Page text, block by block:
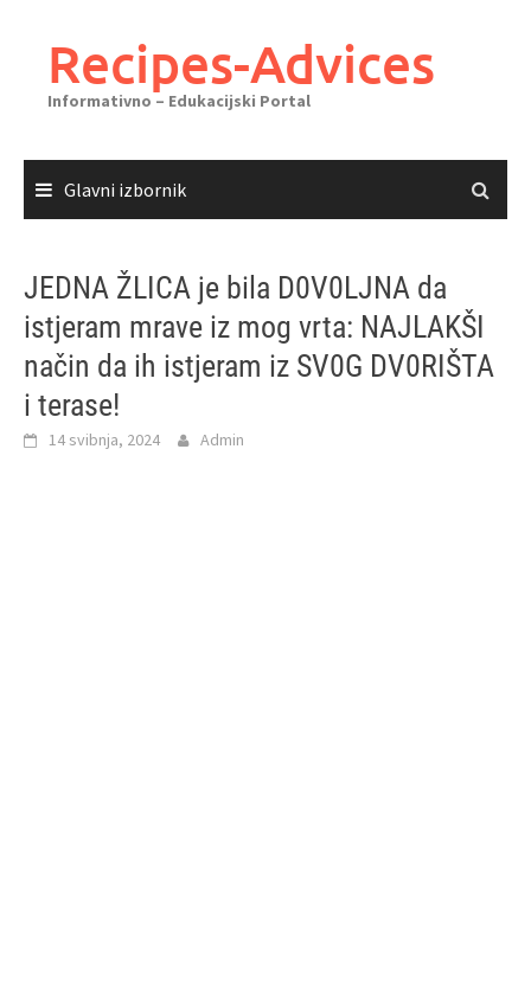
sadržajaRecipes-Advices
Informativno – Edukacijski Portal
Glavni izbornik
JEDNA ŽLICA je bila D0V0LJNA da
istjeram mrave iz mog vrta: NAJLAKŠI
način da ih istjeram iz SV0G DV0RIŠTA
i terase!
14 svibnja, 2024 Admin